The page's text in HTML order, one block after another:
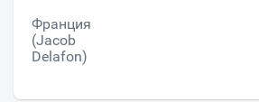
Франция
(Jacob
Delafon)